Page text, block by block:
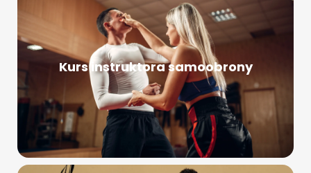
Kurs instruktora samoobrony